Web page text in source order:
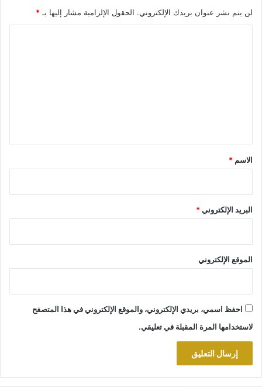
لن يتم نشر عنوان بريدك الإلكتروني. الحقول الإلزامية مشار إليها بـ *
*
الاسم *
البريد الإلكتروني*
الموقع الإلكتروني
احفظ اسمي، بريدي الإلكتروني، والموقع الإلكتروني في هذا المتصفح
لاستخدامها المرة المقبلة في تعليقي.